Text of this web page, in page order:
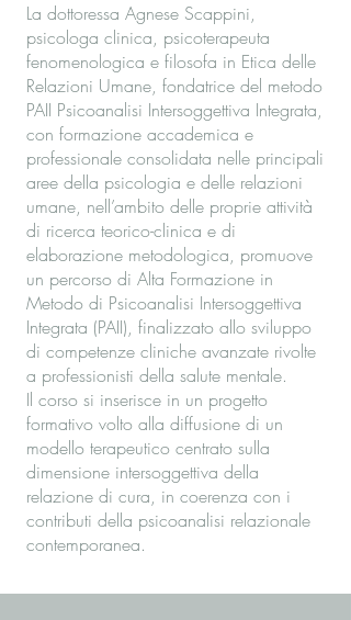
La dottoressa Agnese Scappini,
psicologa clinica, psicoterapeuta
fenomenologica e filosofa in Etica delle
Relazioni Umane, fondatrice del metodo
PAII Psicoanalisi Intersoggettiva Integrata,
con formazione accademica e
professionale consolidata nelle principali
aree della psicologia e delle relazioni
umane, nell’ambito delle proprie attività
di ricerca teorico-clinica e di
elaborazione metodologica, promuove
un percorso di Alta Formazione in
Metodo di Psicoanalisi Intersoggettiva
Integrata (PAII), finalizzato allo sviluppo
di competenze cliniche avanzate rivolte
a professionisti della salute mentale.
Il corso si inserisce in un progetto
formativo volto alla diffusione di un
modello terapeutico centrato sulla
dimensione intersoggettiva della
relazione di cura, in coerenza con i
contributi della psicoanalisi relazionale
contemporanea.